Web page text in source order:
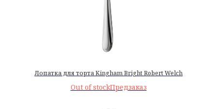
Лопатка для торта Kingham Bright Robert Welch
Out of stock